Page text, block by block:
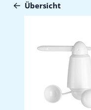
Übersicht